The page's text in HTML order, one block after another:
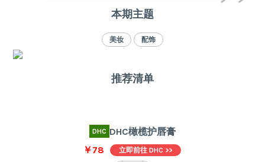
本期主题
美妆 配饰
推荐清单
DHC DHC橄榄护唇膏
￥78
立即前往 DHC >>